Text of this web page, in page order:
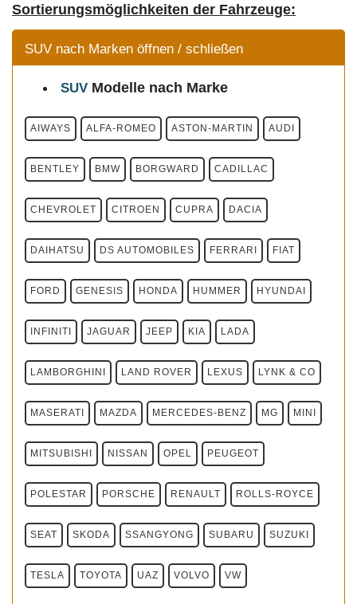
Sortierungsmöglichkeiten der Fahrzeuge:
SUV nach Marken öffnen / schließen
SUV Modelle nach Marke
AIWAYS ALFA-ROMEO ASTON-MARTIN AUDI
BENTLEY BMW BORGWARD CADILLAC
CHEVROLET CITROEN CUPRA DACIA
DAIHATSU DS AUTOMOBILES FERRARI FIAT
FORD GENESIS HONDA HUMMER HYUNDAI
INFINITI JAGUAR JEEP KIA LADA
LAMBORGHINI LAND ROVER LEXUS LYNK & CO
MASERATI MAZDA MERCEDES-BENZ MG MINI
MITSUBISHI NISSAN OPEL PEUGEOT
POLESTAR PORSCHE RENAULT ROLLS-ROYCE
SEAT SKODA SSANGYONG SUBARU SUZUKI
TESLA TOYOTA UAZ VOLVO VW